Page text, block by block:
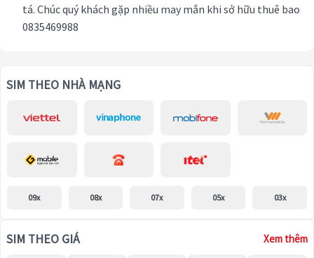
tá. Chúc quý khách gặp nhiều may mắn khi sở hữu thuê bao
0835469988
SIM THEO NHÀ MẠNG
09x 08x 07x 05x 03x
SIM THEO GIÁ Xem thêm